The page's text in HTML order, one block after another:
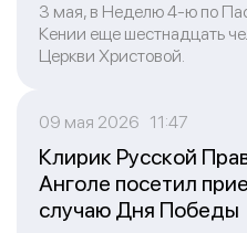
3 мая, в Неделю 4-ю по
Кении еще шестнадцать
Церкви Христовой.
09 мая 2026 11:47
Клирик Русской
Анголе посетил
случаю Дня Победы